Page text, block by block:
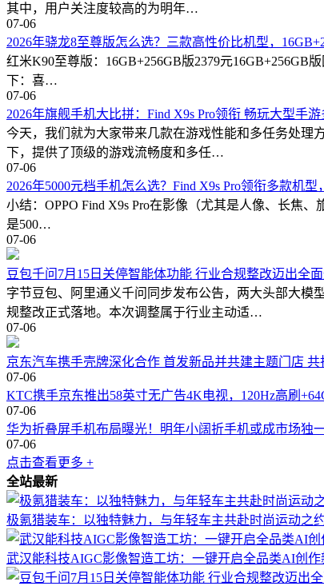
其中，用户关注度较高的为明年…
07-06
2026年骁龙8至尊版怎么选？三款高性价比机型，
红米K90至尊版：16GB+256GB版2379元
下：喜…
07-06
2026年旗舰手机大比拼：Find X9s Pro领衔 畅玩大型手
今天，我们就为大家带来几款在游戏性能和多任务处理
下，提供了顶级的游戏流畅度和多任…
07-06
2026年5000元档手机怎么选？Find X9s Pro领衔多款机型
小结：OPPO Find X9s Pro在影像（尤其是人像、长焦
是500…
07-06
豆包千问7月15日关停智能体功能 行业合规整改迈出全
字节豆包、阿里通义千问同步发布公告，两大头部大模
规整改正式落地。本次调整属于行业主动适…
07-06
京东汽车携手壳牌深化合作 首发新品并共建主题门店
07-06
KTC携手京东推出58英寸无广告4K电视，120Hz高刷
07-06
华为折叠屏手机布局曝光！明年小阔折手机或成市场独
07-06
点击查看更多 +
全站最新
极氪猎装车：以独特魅力，与年轻车主共赴时尚运动之
武汉能科技AIGC影像智造工坊：一键开启全品类AI创作